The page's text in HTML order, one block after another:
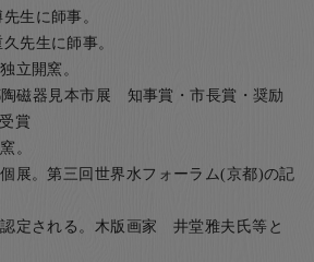
に師事。
生に師事。
立開窯。
磁器見本市展 知事賞・市長賞・奨励
賞
。
展。第三回世界水フォーラム(京都)の記
定される。木版画家 井堂雅夫氏等と